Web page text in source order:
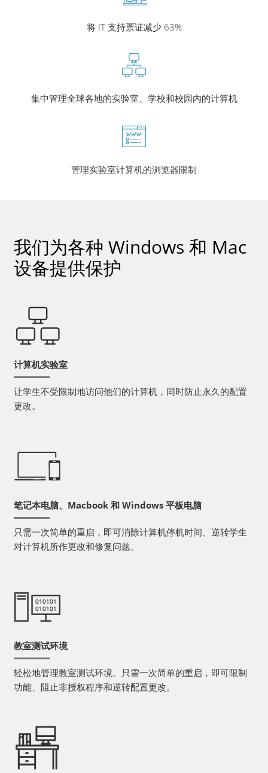
将 IT 支持票证减少 63%
集中管理全球各地的实验室、学校和校园内的计算机
管理实验室计算机的浏览器限制
我们为各种 Windows 和 Mac
设备提供保护
计算机实验室
让学生不受限制地访问他们的计算机，同时防止永久的配置
更改。
笔记本电脑、Macbook 和 Windows 平板电脑
只需一次简单的重启，即可消除计算机停机时间、逆转学生
对计算机所作更改和修复问题。
教室测试环境
轻松地管理教室测试环境。只需一次简单的重启，即可限制
功能、阻止非授权程序和逆转配置更改。